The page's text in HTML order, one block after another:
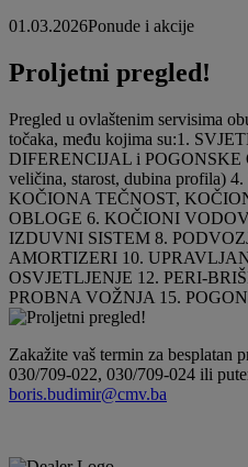
01.03.2026Ponude i akcije
Proljetni pregled!
Pregled u ovlaštenim servisima
točaka, među kojima su:1.
DIFERENCIJAL i POGONSKE
veličina, starost, dubina profila)
KOČIONA TEČNOST,
OBLOGE 6. KOČIONI
IZDUVNI SISTEM 8.
AMORTIZERI 10.
OSVJETLJENJE 12. PERI-
PROBNA VOŽNJA 15.
Zakažite vaš termin za besplatan
030/709-022, 030/709-024 ili
boris.budimir@cmv.ba